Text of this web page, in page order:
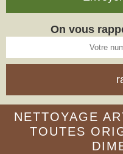
On vous
NETTOYAGE
TOUTES